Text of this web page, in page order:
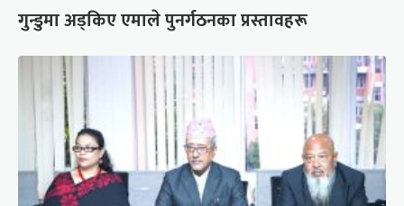
गुन्डुमा अड्किए एमाले पुनर्गठनका प्रस्तावहरू